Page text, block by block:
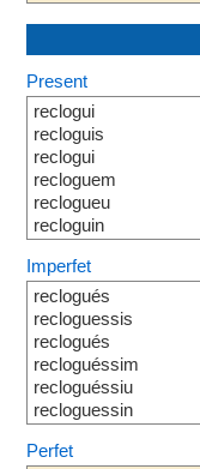
Present
reclogui
recloguis
reclogui
recloguem
reclogueu
recloguin
Imperfet
reclogués
recloguessis
reclogués
recloguéssim
recloguéssiu
recloguessin
Perfet